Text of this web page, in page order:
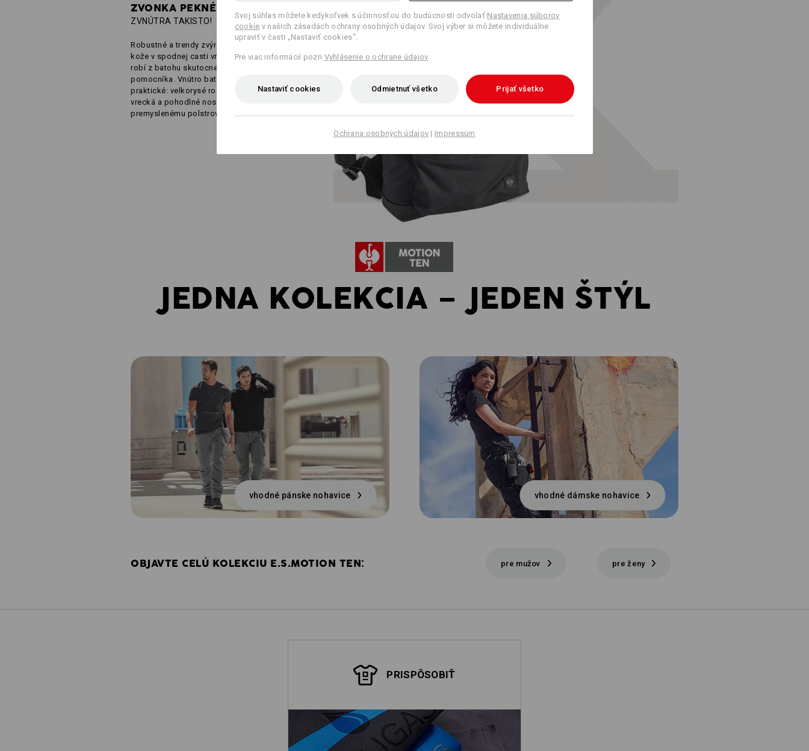
ZVONKA PEKNÉ,
ZVNÚTRA TAKISTO!
Robustné a trendy zvýraznenie vo vzhlade
kože v spodnej casti vrecka a na popruhoch
robí z batohu skutocne všestranného
pomocníka. Vnútro batoha je tiež velmi
praktické: velkorysé rozvrhnutie, inteligentné
vrecká a pohodlné nosenie vdaka
premyslenému polstrovaniu.
JEDNA KOLEKCIA – JEDEN ŠTÝL
vhodné pánske nohavice vhodné dámske nohavice
OBJAVTE CELÚ KOLEKCIU E.S.MOTION TEN: pre mužov pre ženy
PRISPÔSOBIŤ
Svoj súhlas môžete kedykoľvek s účinnosťou do budúcnosti odvolať Nastavenia súborov
cookie v našich zásadách ochrany osobných údajov. Svoj výber si môžete individuálne
upraviť v časti „Nastaviť cookies“.
Pre viac informácií pozri Vyhlásenie o ochrane údajov.
Nastaviť cookies Odmietnuť všetko Prijať všetko
Ochrana osobných údajov | Impressum